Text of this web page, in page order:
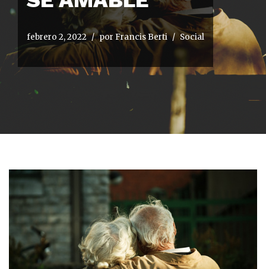
febrero 2, 2022 por Francis Berti Social